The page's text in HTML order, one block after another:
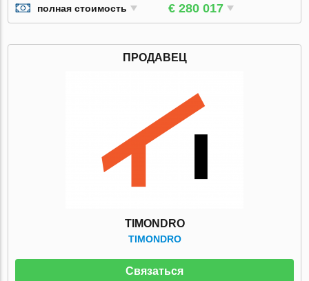
полная стоимость € 280 017
ПРОДАВЕЦ
TIMONDRO
TIMONDRO
Связаться